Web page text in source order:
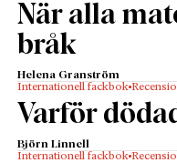
När alla
bråk
Helena Granström
Internationell fackbok
Varför
Björn Linnell
Internationell fackbok